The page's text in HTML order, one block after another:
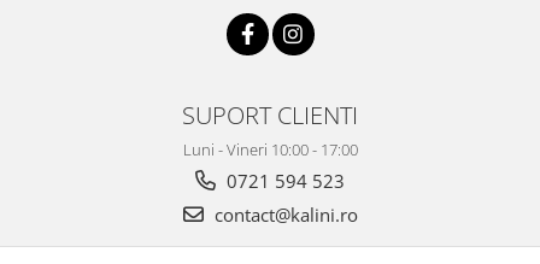
SUPORT CLIENTI
Luni - Vineri 10:00 - 17:00
0721 594 523
contact@kalini.ro